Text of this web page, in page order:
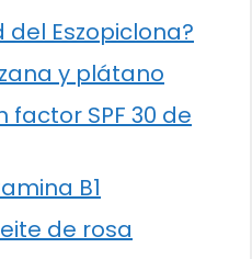
Eszopiclona?
y plátano
SPF 30 de
B1
de rosa